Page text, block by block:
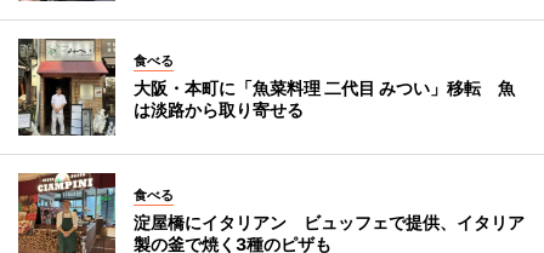
食べる
大阪・本町に「魚菜料理 二代目 みつい」移転 魚
は淡路から取り寄せる
食べる
淀屋橋にイタリアン ビュッフェで提供、イタリア
製の釜で焼く3種のピザも